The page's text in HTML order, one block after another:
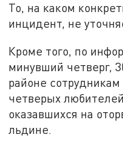
То, на каком
инцидент, не
Кроме того, по
минувший четверг,
районе
четверых
оказавшихся на
льдине.